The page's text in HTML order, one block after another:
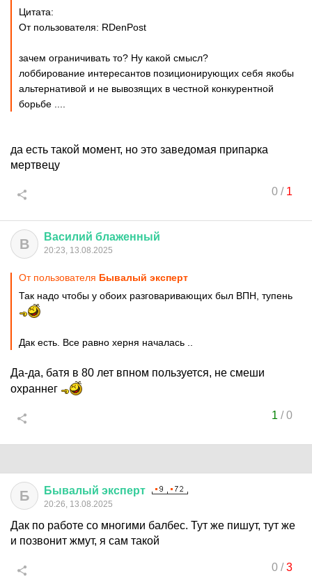
Цитата:
От пользователя: RDenPost
зачем ограничивать то? Ну какой смысл?
лоббирование интересантов позиционирующих себя якобы
альтернативой и не вывозящих в честной конкурентной
борьбе ....
да есть такой момент, но это заведомая припарка
мертвецу
0/ 1
В Василий блаженный
20:23, 13.08.2025
От пользователя Бывалый эксперт
Так надо чтобы у обоих разговаривающих был ВПН, тупень
Дак есть. Все равно херня началась ..
Да-да, батя в 80 лет впном пользуется, не смеши
охраннег
1 /0
Б Бывалый эксперт
20:26, 13.08.2025
Дак по работе со многими балбес. Тут же пишут, тут же
и позвонит жмут, я сам такой
0/3